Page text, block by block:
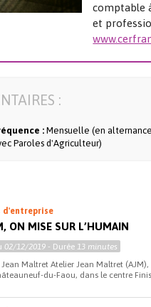
comptable
et
:
:Mensuelle (en alternance
Paroles d'Agriculteur)
d'entreprise
ON MISE SUR L’HUMAIN
02/12/2019 - Durée13 minutes
Jean Maltret Atelier Jean Maltret
du-Faou, dans le centre